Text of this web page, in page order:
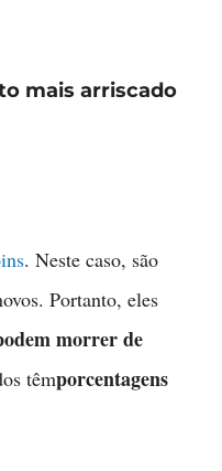
mais arriscado
. Neste caso, são
Portanto, eles
morrer de
têmporcentagens